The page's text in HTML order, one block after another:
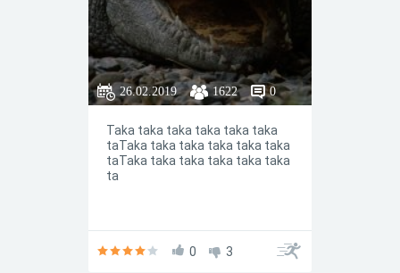
26.02.2019 1622 0
Taka taka taka taka taka taka
taTaka taka taka taka taka taka
taTaka taka taka taka taka taka
ta
0 3